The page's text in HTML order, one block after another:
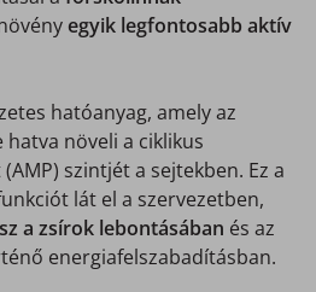
egyik legfontosabb aktív
hatóanyag, amely az
növeli a ciklikus
szintjét a sejtekben. Ez a
lát el a szervezetben,
a zsírok lebontásában és az
energiafelszabadításban.